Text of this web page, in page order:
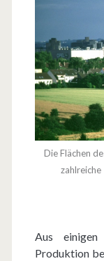
Die Flächen
Aus
Produktion